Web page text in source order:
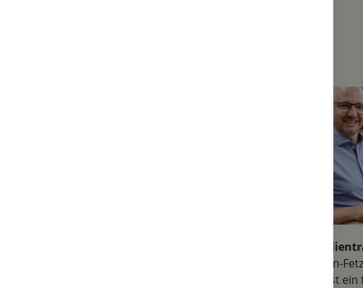
6. Generation
Samen-
und ist